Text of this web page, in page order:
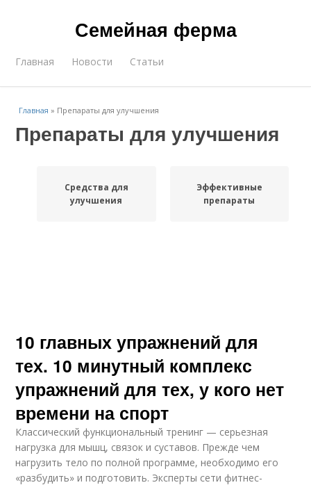
Семейная ферма
Главная Новости Статьи
Главная » Препараты для улучшения
Препараты для улучшения
Средства для
улучшения
Эффективные
препараты
10 главных упражнений для
тех. 10 минутный комплекс
упражнений для тех, у кого нет
времени на спорт
Классический функциональный тренинг — серьезная
нагрузка для мышц, связок и суставов. Прежде чем
нагрузить тело по полной программе, необходимо его
«разбудить» и подготовить. Эксперты сети фитнес-